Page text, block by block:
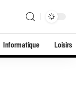
Informatique Loisirs